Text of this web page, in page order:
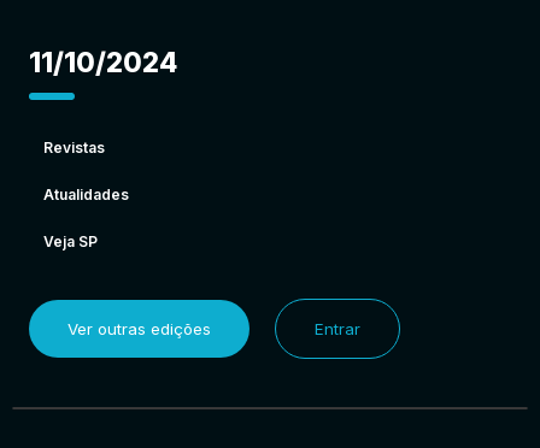
11/10/2024
Revistas
Atualidades
Veja SP
Ver outras edições Entrar